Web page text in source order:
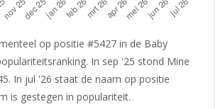
op positie #5427 in de Baby
In sep '25 stond Mine
In jul '26 staat de naam op positie
is gestegen in populariteit.